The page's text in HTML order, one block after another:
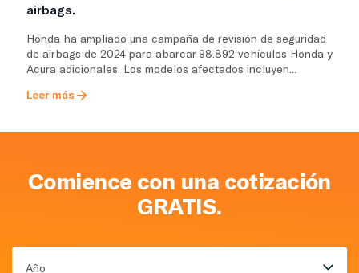
airbags.
Honda ha ampliado una campaña de revisión de seguridad
de airbags de 2024 para abarcar 98.892 vehículos Honda y
Acura adicionales. Los modelos afectados incluyen...
Leer más
Comience con una cotización
GRATIS.
Año